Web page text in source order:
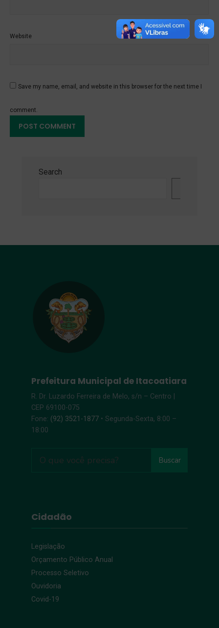
Website
Save my name, email, and website in this browser for the next time I
comment.
Search
Prefeitura Municipal de Itacoatiara
R. Dr. Luzardo Ferreira de Melo, s/n – Centro |
CEP 69100-075
Fone: (92) 3521-1877 • Segunda-Sexta, 8:00 –
18:00
Buscar
Cidadão
Legislação
Orçamento Público Anual
Processo Seletivo
Ouvidoria
Covid-19